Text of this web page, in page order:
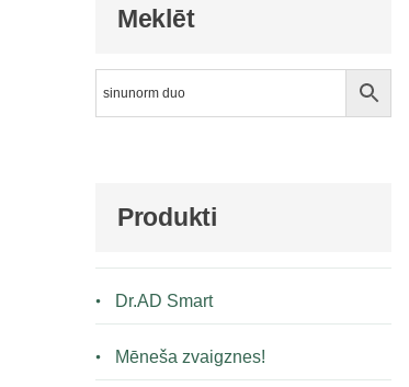
Meklēt
Produkti
Dr.AD Smart
Mēneša zvaigznes!